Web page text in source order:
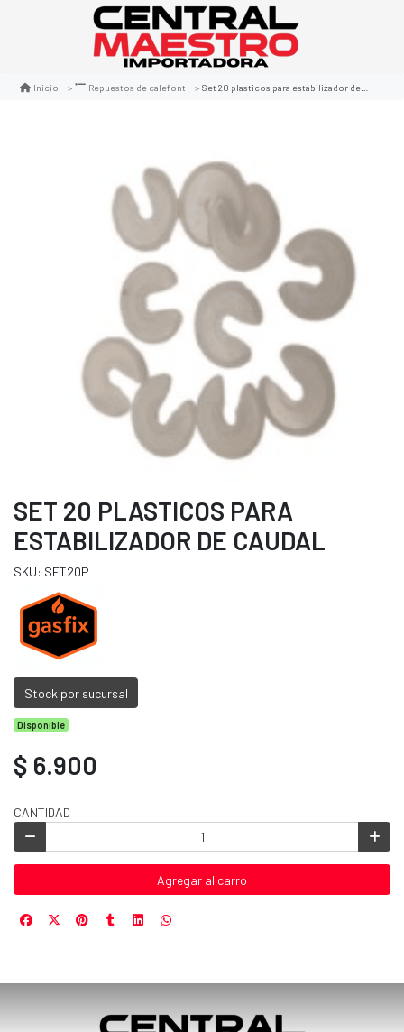
Inicio Repuestos de calefont Set 20 plasticos para estabilizador de caudal
SET 20 PLASTICOS PARA
ESTABILIZADOR DE CAUDAL
SKU: SET20P
Stock por sucursal
Disponible
$ 6.900
CANTIDAD
Agregar al carro